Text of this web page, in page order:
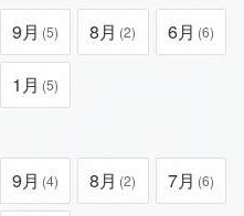
9月 (5) 8月 (2) 6月 (6)
1月 (5)
9月 (4) 8月 (2) 7月 (6)